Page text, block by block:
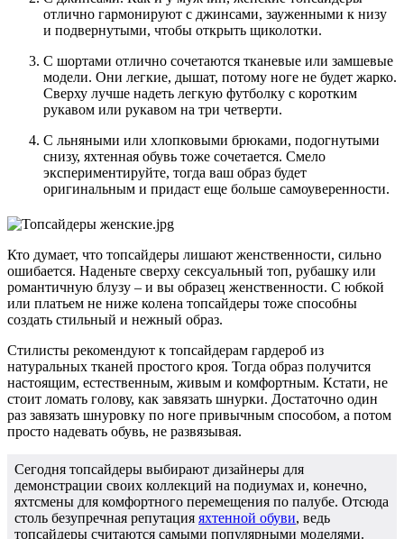
отлично гармонируют с джинсами, зауженными к низу
и подвернутыми, чтобы открыть щиколотки.
С шортами отлично сочетаются тканевые или замшевые
модели. Они легкие, дышат, потому ноге не будет жарко.
Сверху лучше надеть легкую футболку с коротким
рукавом или рукавом на три четверти.
С льняными или хлопковыми брюками, подогнутыми
снизу, яхтенная обувь тоже сочетается. Смело
экспериментируйте, тогда ваш образ будет
оригинальным и придаст еще больше самоуверенности.
Кто думает, что топсайдеры лишают женственности, сильно
ошибается. Наденьте сверху сексуальный топ, рубашку или
романтичную блузу – и вы образец женственности. С юбкой
или платьем не ниже колена топсайдеры тоже способны
создать стильный и нежный образ.
Стилисты рекомендуют к топсайдерам гардероб из
натуральных тканей простого кроя. Тогда образ получится
настоящим, естественным, живым и комфортным. Кстати, не
стоит ломать голову, как завязать шнурки. Достаточно один
раз завязать шнуровку по ноге привычным способом, а потом
просто надевать обувь, не развязывая.
Сегодня топсайдеры выбирают дизайнеры для
демонстрации своих коллекций на подиумах и, конечно,
яхтсмены для комфортного перемещения по палубе. Отсюда
столь безупречная репутация яхтенной обуви, ведь
топсайдеры считаются самыми популярными моделями.